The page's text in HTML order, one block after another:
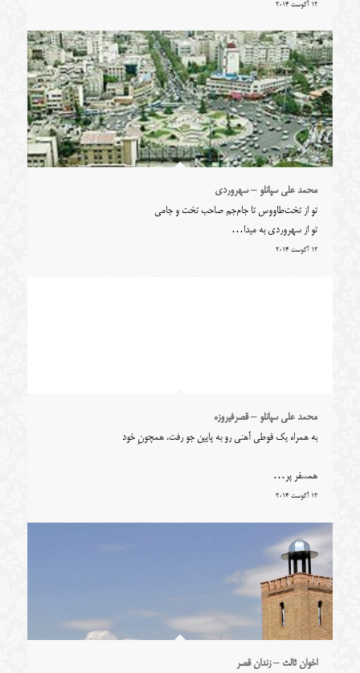
12 آگوست 2014
محمد علی سپانلو – سهروردی
تو از تخت‌طاووس تا جام‌جم صاحب تخت و جامی
تو از سهروردی به میدا…
12 آگوست 2014
محمد علی سپانلو – قصرفیروزه
به همراه یک قوطی آهنی رو به پایین جو رفت، همچونِ خود
همسفر پر…
12 آگوست 2014
اخوان ثالث – زندان قصر